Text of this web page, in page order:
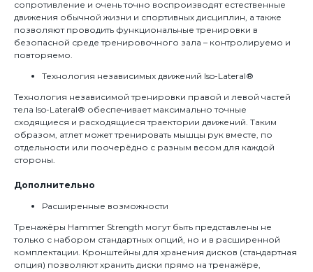
сопротивление и очень точно воспроизводят естественные
движения обычной жизни и спортивных дисциплин, а также
позволяют проводить функциональные тренировки в
безопасной среде тренировочного зала – контролируемо и
повторяемо.
Технология независимых движений Iso-Lateral®
Технология независимой тренировки правой и левой частей
тела Iso-Lateral® обеспечивает максимально точные
сходящиеся и расходящиеся траектории движений. Таким
образом, атлет может тренировать мышцы рук вместе, по
отдельности или поочерёдно с разным весом для каждой
стороны.
Дополнительно
Расширенные возможности
Тренажёры Hammer Strength могут быть представлены не
только с набором стандартных опций, но и в расширенной
комплектации. Кронштейны для хранения дисков (стандартная
опция) позволяют хранить диски прямо на тренажёре,